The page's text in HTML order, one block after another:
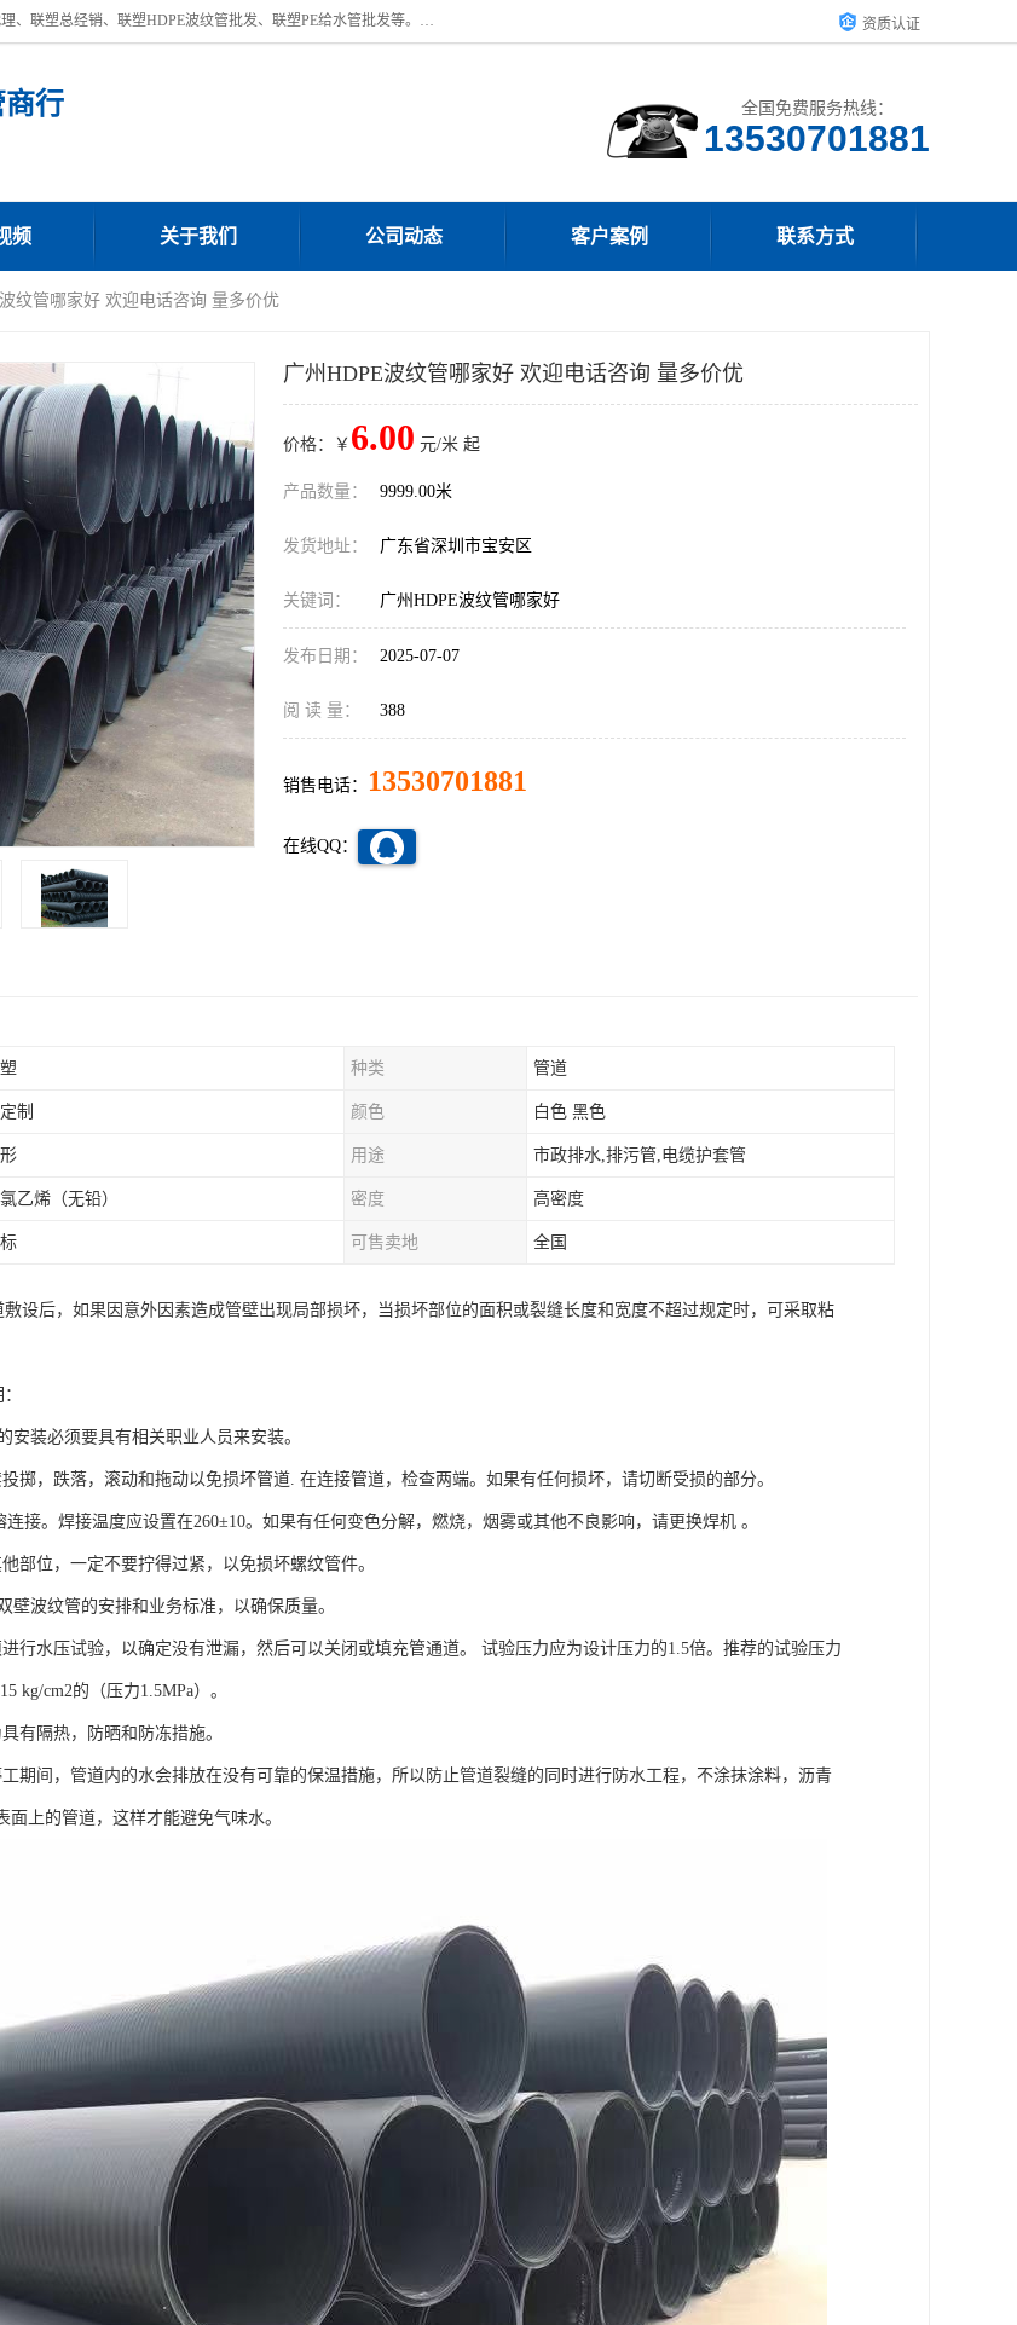
深圳市宝安区沙井街道浩丰胶管商行主营产品：联塑批发、联塑管批发、联塑总代理、联塑总经销、联塑HDPE波纹管批发、联塑PE给水管批发等。凭借服务以及多年的勤奋拼搏，发展成为一家销售各种管材管件，绝缘电工套管及配件等系列产品的贸易公司。公司秉承“顾客至上，锐意进取”的经营理念，坚持“客户至上”原则为广大客户提供的服务。欢迎惠顾！ 资质认证
行 全国免费服务热线：
频 关于我们 公司动态 客户案例 联系方式
纹管哪家好 欢迎电话咨询 量多价优
广州HDPE波纹管哪家好 欢迎电话咨询 量多价优
价格：￥ 6.00 元/米 起
产品数量： 9999.00米
发货地址： 广东省深圳市宝安区
关键词： 广州HDPE波纹管哪家好
发布日期： 2025-07-07
阅 读 量： 388
销售电话： 13530701881
在线QQ：
种类 管道
制 颜色 白色 黑色
用途 市政排水,排污管,电缆护套管
乙烯（无铅） 密度 高密度
可售卖地 全国
敷设后，如果因意外因素造成管壁出现局部损坏，当损坏部位的面积或裂缝长度和宽度不超过规定时，可采取粘
安装必须要具有相关职业人员来安装。
掷，跌落，滚动和拖动以免损坏管道. 在连接管道，检查两端。如果有任何损坏，请切断受损的部分。
接。焊接温度应设置在260±10。如果有任何变色分解，燃烧，烟雾或其他不良影响，请更换焊机 。
部位，一定不要拧得过紧，以免损坏螺纹管件。
壁波纹管的安排和业务标准，以确保质量。
行水压试验，以确定没有泄漏，然后可以关闭或填充管通道。 试验压力应为设计压力的1.5倍。推荐的试验压力
kg/cm2的（压力1.5MPa）。
有隔热，防晒和防冻措施。
期间，管道内的水会排放在没有可靠的保温措施，所以防止管道裂缝的同时进行防水工程，不涂抹涂料，沥青
面上的管道，这样才能避免气味水。